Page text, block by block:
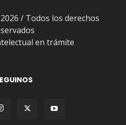
/ Todos los derechos
en trámite